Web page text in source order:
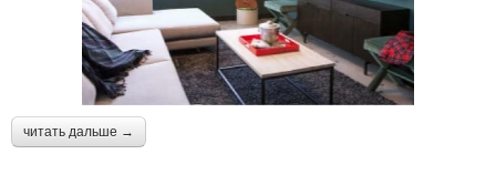
читать дальше →